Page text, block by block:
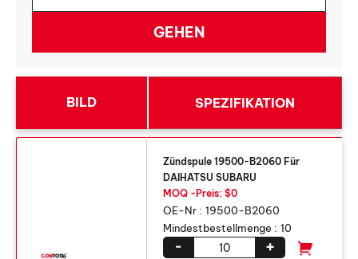
BILD SPEZIFIKATION
Zündspule 19500-B2060 Für
DAIHATSU SUBARU
MOQ -Preis: $0
OE-Nr : 19500-B2060
Mindestbestellmenge : 10
+
-